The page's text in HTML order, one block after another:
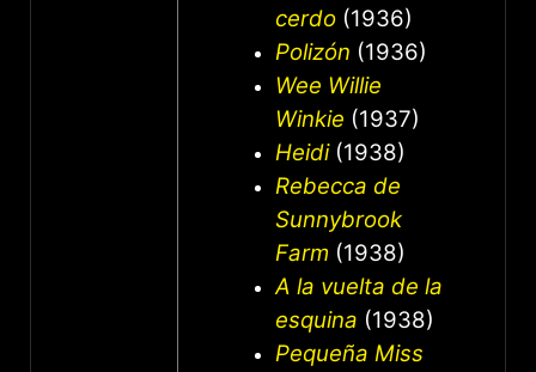
cerdo (1936)
Polizón (1936)
Wee Willie
Winkie (1937)
Heidi(1938)
Rebecca de
Sunnybrook
Farm (1938)
A la vuelta de la
esquina (1938)
Pequeña Miss